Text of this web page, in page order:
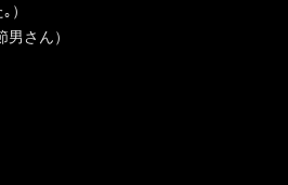
）
男さん）